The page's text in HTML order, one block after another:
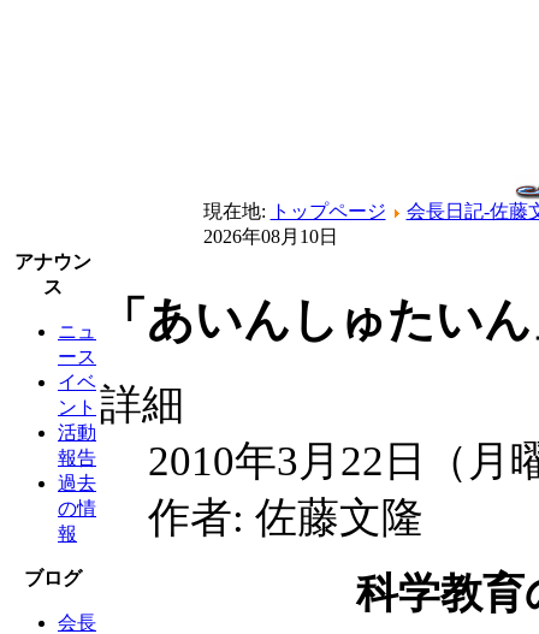
現在地: トップページ
会長日記-佐藤
2026年08月10日
アナウン
ス
ニュ
ース
イベ
ント
活動
報告
過去
の情
報
ブログ
会長
「あいんしゅたい
詳細
2010年3月22日（月
作者: 佐藤文隆
科学教育